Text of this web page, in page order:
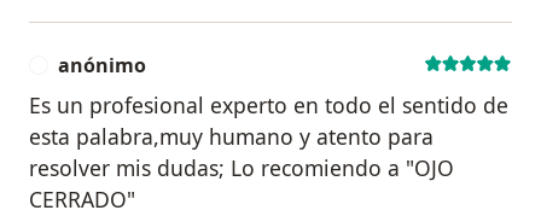
anónimo
Es un profesional experto en todo el sentido de
esta palabra,muy humano y atento para
resolver mis dudas; Lo recomiendo a "OJO
CERRADO"